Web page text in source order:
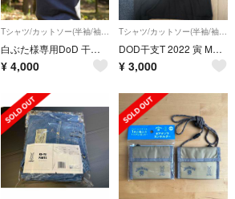
白ぶた様専用DoD 干支Tee 寅（トラ）ver Lサイズ
¥ 4,000
DOD干支T 2022 寅 Mサイズ
¥ 3,000